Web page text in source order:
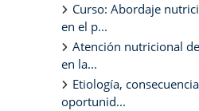
Curso: Abordaje
en el p...
Atención nutricional
en la...
Etiología,
oportunid...